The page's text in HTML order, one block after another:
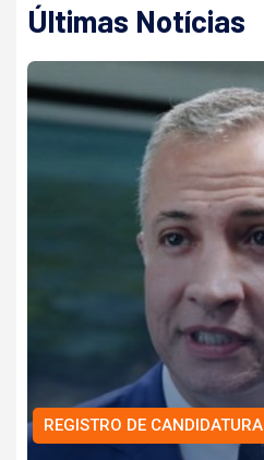
Últimas Notícias
REGISTRO DE CANDIDATURA